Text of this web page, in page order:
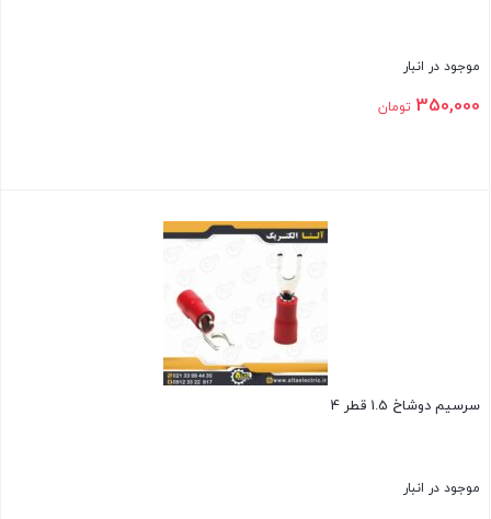
موجود در انبار
350,000 تومان
سرسیم دوشاخ 1.5 قطر 4
موجود در انبار